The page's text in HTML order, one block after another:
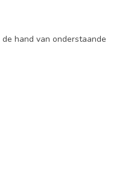
hand van onderstaande